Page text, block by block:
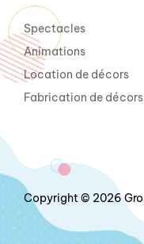
Spectacles
Animations
Location de décors
Fabrication de décors
Copyright © 2026